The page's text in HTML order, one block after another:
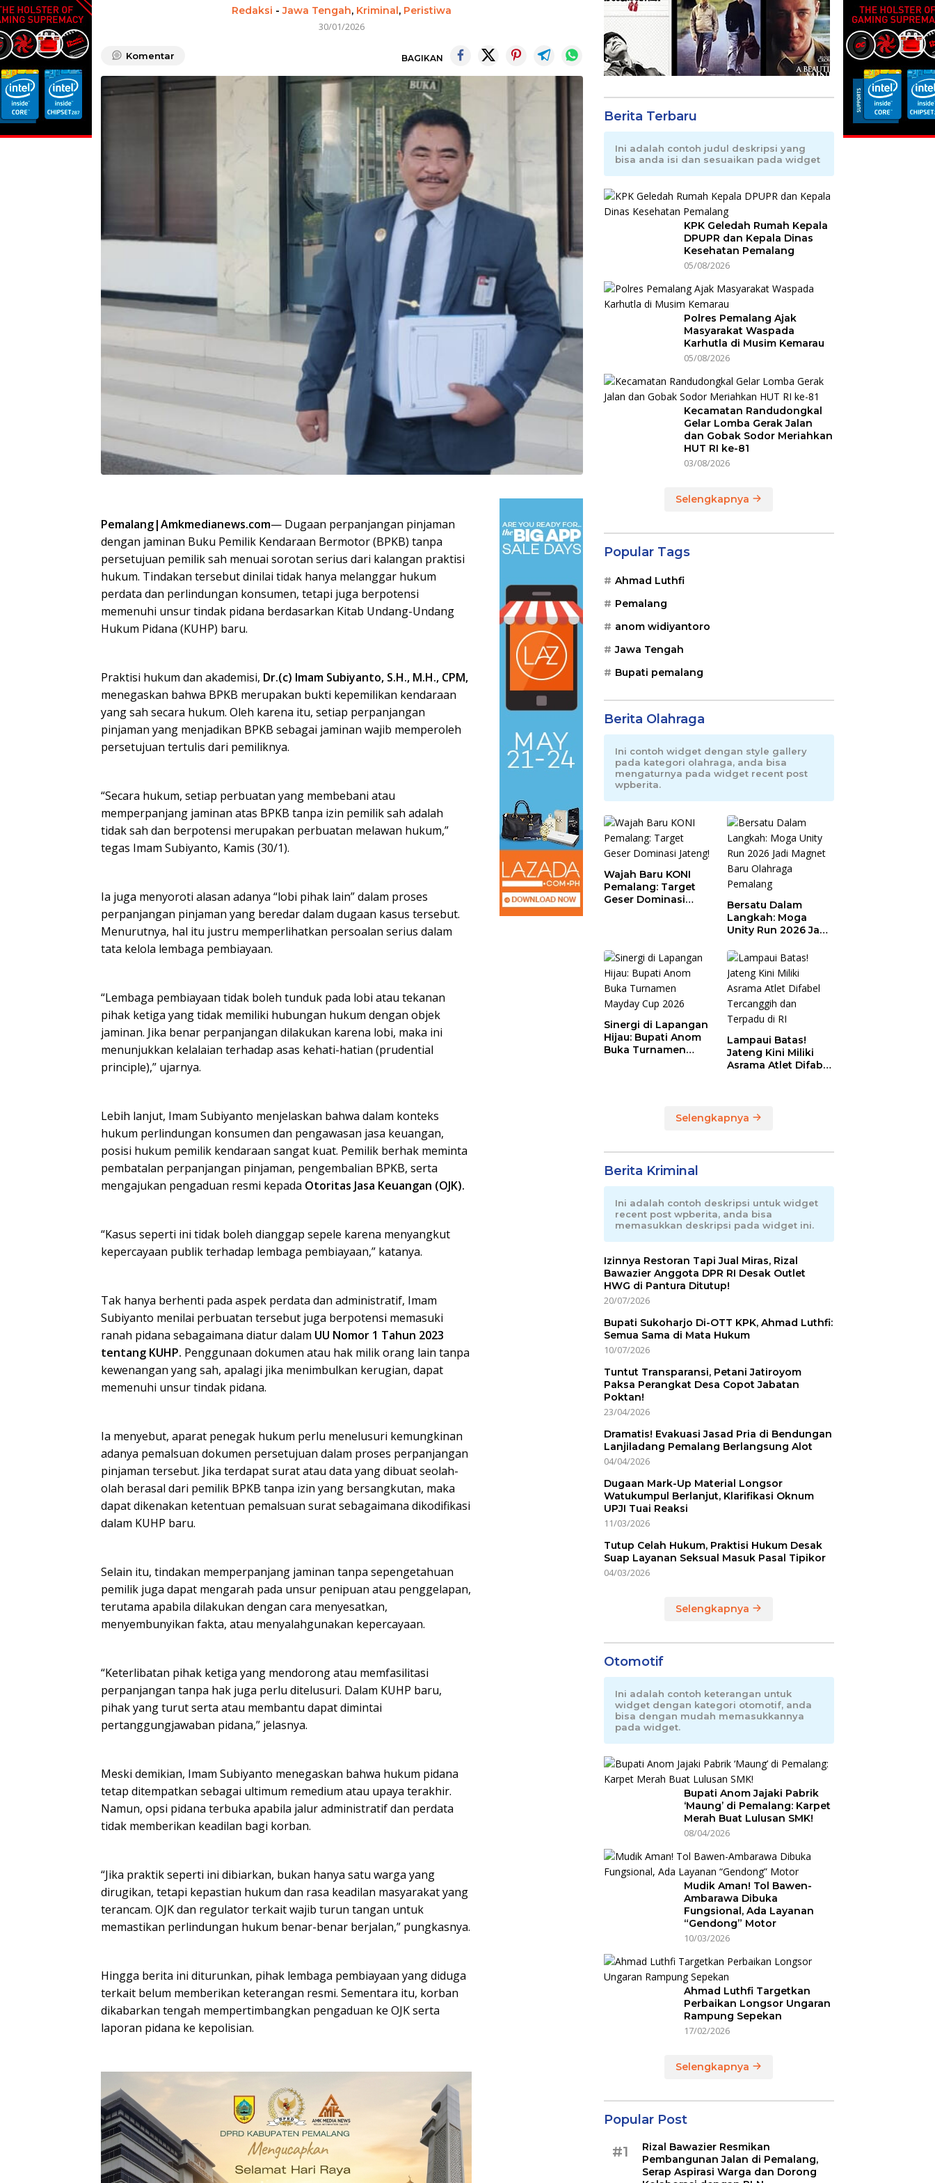
Redaksi -Jawa Tengah, Kriminal, Peristiwa
30/01/2026
Komentar BAGIKAN
Pemalang|Amkmedianews.com— Dugaan perpanjangan pinjaman
dengan jaminan Buku Pemilik Kendaraan Bermotor (BPKB) tanpa
persetujuan pemilik sah menuai sorotan serius dari kalangan praktisi
hukum. Tindakan tersebut dinilai tidak hanya melanggar hukum
perdata dan perlindungan konsumen, tetapi juga berpotensi
memenuhi unsur tindak pidana berdasarkan Kitab Undang-Undang
Hukum Pidana (KUHP) baru.
Praktisi hukum dan akademisi, Dr.(c) Imam Subiyanto, S.H., M.H., CPM,
menegaskan bahwa BPKB merupakan bukti kepemilikan kendaraan
yang sah secara hukum. Oleh karena itu, setiap perpanjangan
pinjaman yang menjadikan BPKB sebagai jaminan wajib memperoleh
persetujuan tertulis dari pemiliknya.
“Secara hukum, setiap perbuatan yang membebani atau
memperpanjang jaminan atas BPKB tanpa izin pemilik sah adalah
tidak sah dan berpotensi merupakan perbuatan melawan hukum,”
tegas Imam Subiyanto, Kamis (30/1).
Ia juga menyoroti alasan adanya “lobi pihak lain” dalam proses
perpanjangan pinjaman yang beredar dalam dugaan kasus tersebut.
Menurutnya, hal itu justru memperlihatkan persoalan serius dalam
tata kelola lembaga pembiayaan.
“Lembaga pembiayaan tidak boleh tunduk pada lobi atau tekanan
pihak ketiga yang tidak memiliki hubungan hukum dengan objek
jaminan. Jika benar perpanjangan dilakukan karena lobi, maka ini
menunjukkan kelalaian terhadap asas kehati-hatian (prudential
principle),” ujarnya.
Lebih lanjut, Imam Subiyanto menjelaskan bahwa dalam konteks
hukum perlindungan konsumen dan pengawasan jasa keuangan,
posisi hukum pemilik kendaraan sangat kuat. Pemilik berhak meminta
pembatalan perpanjangan pinjaman, pengembalian BPKB, serta
mengajukan pengaduan resmi kepada Otoritas Jasa Keuangan (OJK).
“Kasus seperti ini tidak boleh dianggap sepele karena menyangkut
kepercayaan publik terhadap lembaga pembiayaan,” katanya.
Tak hanya berhenti pada aspek perdata dan administratif, Imam
Subiyanto menilai perbuatan tersebut juga berpotensi memasuki
ranah pidana sebagaimana diatur dalam UU Nomor 1 Tahun 2023
tentang KUHP. Penggunaan dokumen atau hak milik orang lain tanpa
kewenangan yang sah, apalagi jika menimbulkan kerugian, dapat
memenuhi unsur tindak pidana.
Ia menyebut, aparat penegak hukum perlu menelusuri kemungkinan
adanya pemalsuan dokumen persetujuan dalam proses perpanjangan
pinjaman tersebut. Jika terdapat surat atau data yang dibuat seolah-
olah berasal dari pemilik BPKB tanpa izin yang bersangkutan, maka
dapat dikenakan ketentuan pemalsuan surat sebagaimana dikodifikasi
dalam KUHP baru.
Selain itu, tindakan memperpanjang jaminan tanpa sepengetahuan
pemilik juga dapat mengarah pada unsur penipuan atau penggelapan,
terutama apabila dilakukan dengan cara menyesatkan,
menyembunyikan fakta, atau menyalahgunakan kepercayaan.
“Keterlibatan pihak ketiga yang mendorong atau memfasilitasi
perpanjangan tanpa hak juga perlu ditelusuri. Dalam KUHP baru,
pihak yang turut serta atau membantu dapat dimintai
pertanggungjawaban pidana,” jelasnya.
Meski demikian, Imam Subiyanto menegaskan bahwa hukum pidana
tetap ditempatkan sebagai ultimum remedium atau upaya terakhir.
Namun, opsi pidana terbuka apabila jalur administratif dan perdata
tidak memberikan keadilan bagi korban.
“Jika praktik seperti ini dibiarkan, bukan hanya satu warga yang
dirugikan, tetapi kepastian hukum dan rasa keadilan masyarakat yang
terancam. OJK dan regulator terkait wajib turun tangan untuk
memastikan perlindungan hukum benar-benar berjalan,” pungkasnya.
Hingga berita ini diturunkan, pihak lembaga pembiayaan yang diduga
terkait belum memberikan keterangan resmi. Sementara itu, korban
dikabarkan tengah mempertimbangkan pengaduan ke OJK serta
laporan pidana ke kepolisian.
Berita Terbaru
Ini adalah contoh judul deskripsi yang
bisa anda isi dan sesuaikan pada widget
KPK Geledah Rumah Kepala
DPUPR dan Kepala Dinas
Kesehatan Pemalang
05/08/2026
Polres Pemalang Ajak
Masyarakat Waspada
Karhutla di Musim Kemarau
05/08/2026
Kecamatan Randudongkal
Gelar Lomba Gerak Jalan
dan Gobak Sodor Meriahkan
HUT RI ke-81
03/08/2026
Selengkapnya
Popular Tags
Ahmad Luthfi
Pemalang
anom widiyantoro
Jawa Tengah
Bupati pemalang
Berita Olahraga
Ini contoh widget dengan style gallery
pada kategori olahraga, anda bisa
mengaturnya pada widget recent post
wpberita.
Wajah Baru KONI
Pemalang: Target
Geser Dominasi
Bersatu Dalam
Langkah: Moga
Unity Run 2026 Jadi
Olahraga Pemalang
Sinergi di Lapangan
Hijau: Bupati Anom
Buka Turnamen
Lampaui Batas!
Jateng Kini Miliki
Asrama Atlet Difabel
Selengkapnya
Berita Kriminal
Ini adalah contoh deskripsi untuk widget
recent post wpberita, anda bisa
memasukkan deskripsi pada widget ini.
Izinnya Restoran Tapi Jual Miras, Rizal
Bawazier Anggota DPR RI Desak Outlet
HWG di Pantura Ditutup!
20/07/2026
Bupati Sukoharjo Di-OTT KPK, Ahmad Luthfi:
Semua Sama di Mata Hukum
10/07/2026
Tuntut Transparansi, Petani Jatiroyom
Paksa Perangkat Desa Copot Jabatan
Poktan!
23/04/2026
Dramatis! Evakuasi Jasad Pria di Bendungan
Lanjiladang Pemalang Berlangsung Alot
04/04/2026
Dugaan Mark-Up Material Longsor
Watukumpul Berlanjut, Klarifikasi Oknum
UPJI Tuai Reaksi
11/03/2026
Tutup Celah Hukum, Praktisi Hukum Desak
Suap Layanan Seksual Masuk Pasal Tipikor
04/03/2026
Selengkapnya
Otomotif
Ini adalah contoh keterangan untuk
widget dengan kategori otomotif, anda
bisa dengan mudah memasukkannya
pada widget.
Bupati Anom Jajaki Pabrik
‘Maung’ di Pemalang: Karpet
Merah Buat Lulusan SMK!
08/04/2026
Mudik Aman! Tol Bawen-
Ambarawa Dibuka
Fungsional, Ada Layanan
“Gendong” Motor
10/03/2026
Ahmad Luthfi Targetkan
Perbaikan Longsor Ungaran
Rampung Sepekan
17/02/2026
Selengkapnya
Popular Post
#1
Rizal Bawazier Resmikan
Pembangunan Jalan di Pemalang,
Serap Aspirasi Warga dan Dorong